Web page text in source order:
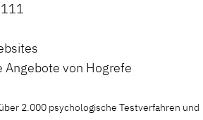
Angebote von Hogrefe
2.000 psychologische Testverfahren und